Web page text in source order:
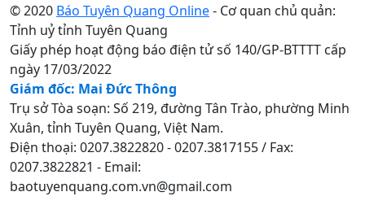
© 2020 Báo Tuyên Quang Online- Cơ quan chủ quản:
Tỉnh uỷ tỉnh Tuyên Quang
Giấy phép hoạt động báo điện tử số 140/GP-BTTTT cấp
ngày 17/03/2022
Giám đốc: Mai Đức Thông
Trụ sở Tòa soạn: Số 219, đường Tân Trào, phường Minh
Xuân, tỉnh Tuyên Quang, Việt Nam.
Điện thoại: 0207.3822820 - 0207.3817155 / Fax:
0207.3822821 - Email:
baotuyenquang.com.vn@gmail.com